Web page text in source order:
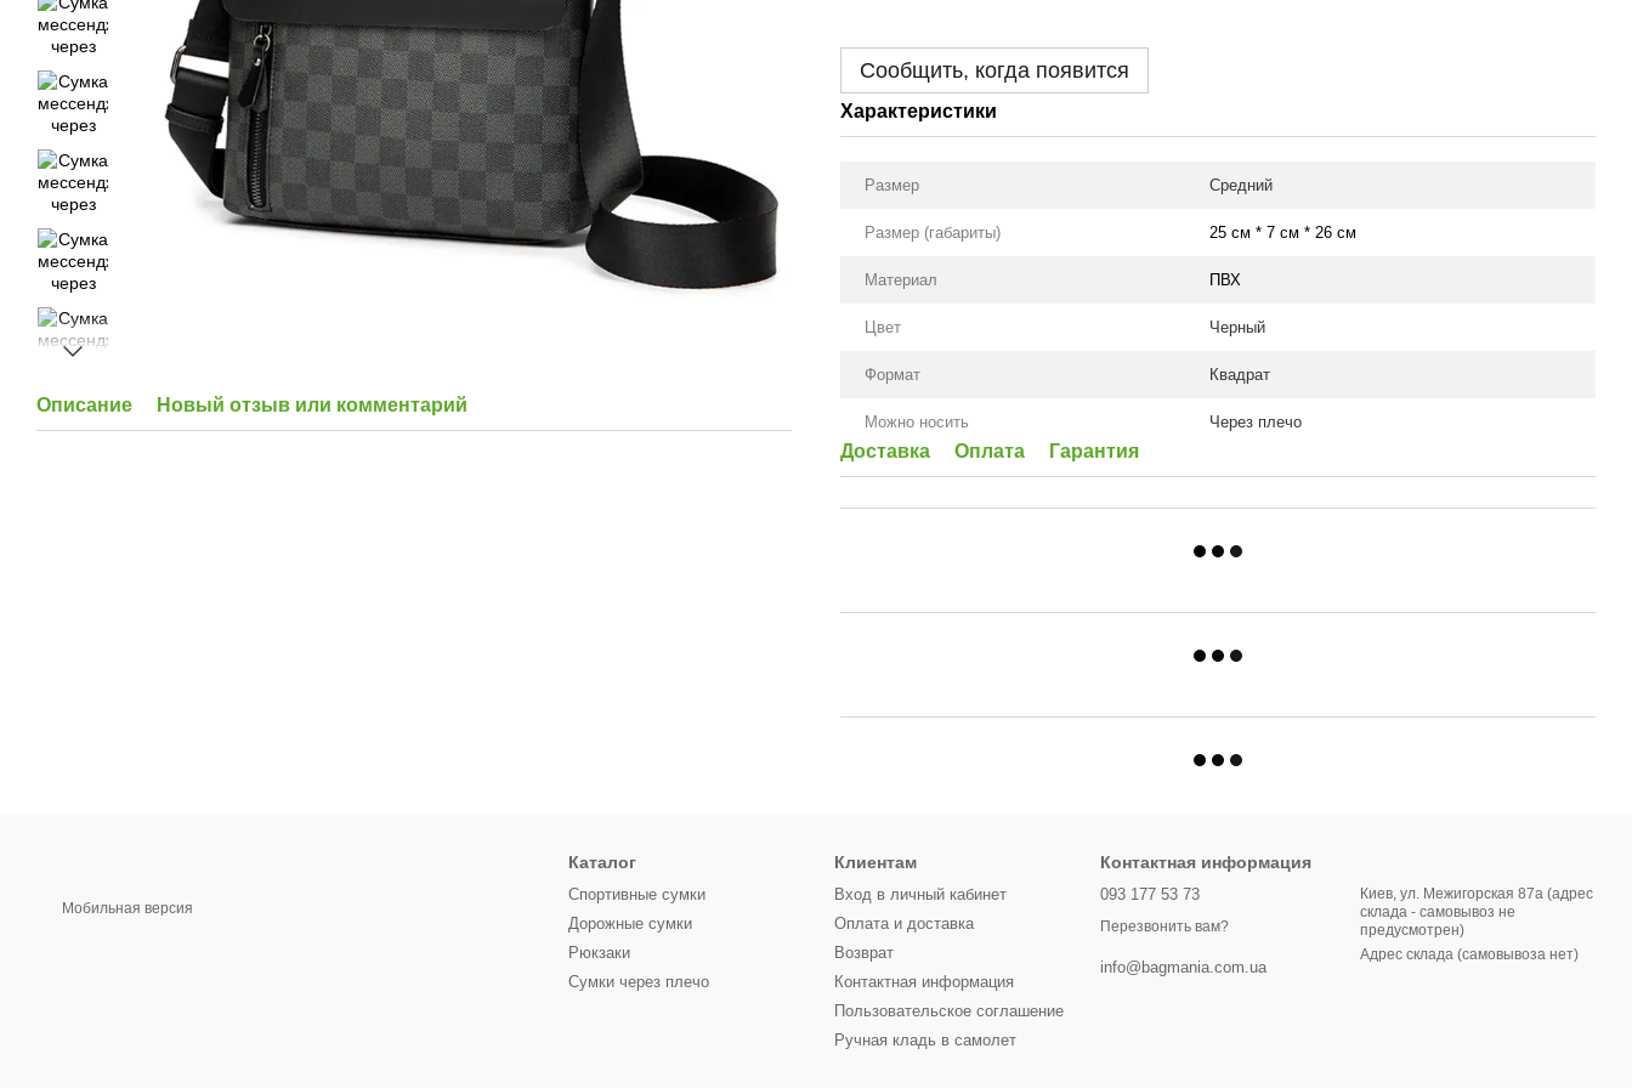
Описание Новый отзыв или комментарий
Сообщить, когда появится
Характеристики
Размер Средний
Размер (габариты) 25 см * 7 см * 26 см
Материал ПВХ
Цвет Черный
Формат Квадрат
Можно носить Через плечо
Доставка Оплата Гарантия
Мобильная версия
Каталог
Спортивные сумки
Дорожные сумки
Рюкзаки
Сумки через плечо
Клиентам
Вход в личный кабинет
Оплата и доставка
Возврат
Контактная информация
Пользовательское соглашение
Ручная кладь в самолет
Контактная информация
093 177 53 73
Перезвонить вам?
info@bagmania.com.ua
Киев, ул. Межигорская 87а (адрес
склада - самовывоз не
предусмотрен)
Адрес склада (самовывоза нет)